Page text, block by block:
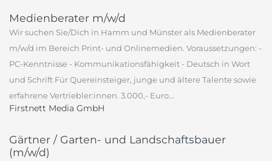
Medienberater m/w/d
Wir suchen Sie/Dich in Hamm und Münster als Medienberater
m/w/d im Bereich Print- und Onlinemedien. Voraussetzungen: -
PC-Kenntnisse - Kommunikationsfähigkeit - Deutsch in Wort
und Schrift Für Quereinsteiger, junge und ältere Talente sowie
erfahrene Vertriebler:innen. 3.000,- Euro...
Firstnett Media GmbH
Gärtner / Garten- und Landschaftsbauer
(m/w/d)